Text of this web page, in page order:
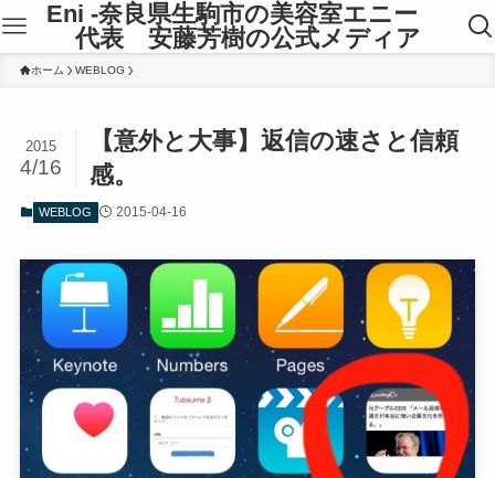
Eni -奈良県生駒市の美容室エニー
代表 安藤芳樹の公式メディア
ホーム WEBLOG
【意外と大事】返信の速さと信頼
感。
2015
4/16
WEBLOG 2015-04-16